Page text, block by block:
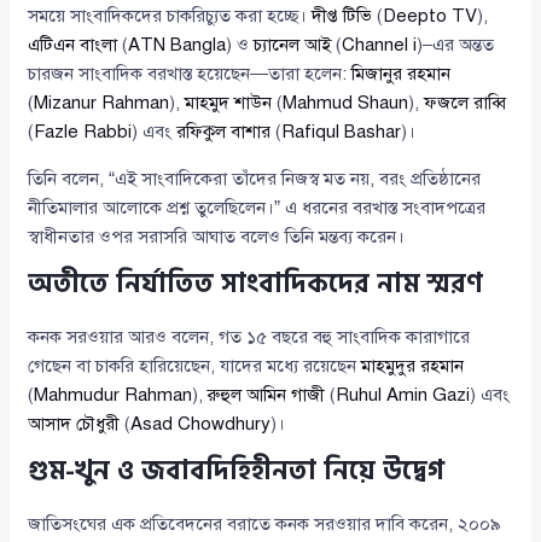
সময়ে সাংবাদিকদের চাকরিচ্যুত করা হচ্ছে।দীপ্ত টিভি (Deepto TV),
এটিএন বাংলা(ATN Bangla) ওচ্যানেল আই(Channel i)–এর অন্তত
চারজন সাংবাদিক বরখাস্ত হয়েছেন—তারা হলেন:মিজানুর রহমান
(Mizanur Rahman),মাহমুদ শাউন(Mahmud Shaun),ফজলে রাব্বি
(Fazle Rabbi) এবংরফিকুল বাশার (Rafiqul Bashar)।
তিনি বলেন, “এই সাংবাদিকেরা তাঁদের নিজস্ব মত নয়, বরং প্রতিষ্ঠানের
নীতিমালার আলোকে প্রশ্ন তুলেছিলেন।” এ ধরনের বরখাস্ত সংবাদপত্রের
স্বাধীনতার ওপর সরাসরি আঘাত বলেও তিনি মন্তব্য করেন।
অতীতে নির্যাতিত সাংবাদিকদের নাম স্মরণ
কনক সরওয়ার আরও বলেন, গত ১৫ বছরে বহু সাংবাদিক কারাগারে
গেছেন বা চাকরি হারিয়েছেন, যাদের মধ্যে রয়েছেনমাহমুদুর রহমান
(Mahmudur Rahman),রুহুল আমিন গাজী (Ruhul Amin Gazi) এবং
আসাদ চৌধুরী (Asad Chowdhury)।
গুম-খুন ও জবাবদিহিহীনতা নিয়ে উদ্বেগ
জাতিসংঘের এক প্রতিবেদনের বরাতে কনক সরওয়ার দাবি করেন, ২০০৯